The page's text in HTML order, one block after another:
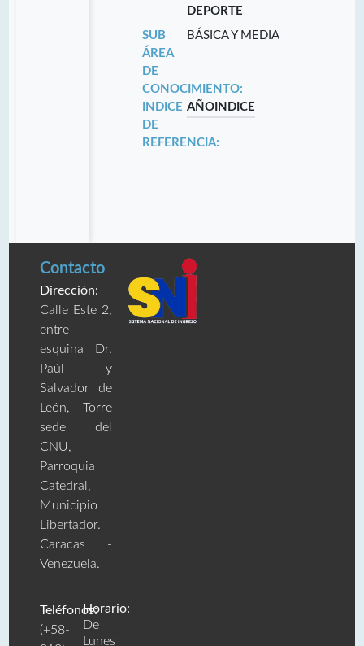
DEPORTE
SUB
ÁREA
DE
CONOCIMIENTO:
BÁSICA Y MEDIA
INDICE
DE
REFERENCIA:
AÑO INDICE
Contacto
Dirección:
Calle Este 2,
entre
esquina Dr.
Paúl y
Salvador de
León, Torre
sede del
CNU,
Parroquia
Catedral,
Municipio
Libertador.
Caracas -
Venezuela.
Teléfonos:
(+58-
Horario:
De
Lunes